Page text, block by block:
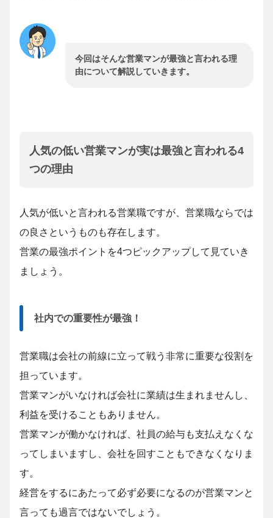
今回はそんな営業マンが最強と言われる理
由について解説していきます。
人気の低い営業マンが実は最強と言われる4
つの理由
人気が低いと言われる営業職ですが、営業職ならでは
の良さというものも存在します。
営業の最強ポイントを4つピックアップして見ていき
ましょう。
社内での重要性が最強！
営業職は会社の前線に立って戦う非常に重要な役割を
担っています。
営業マンがいなければ会社に業績は生まれませんし、
利益を受けることもありません。
営業マンが働かなければ、社員の給与も支払えなくな
ってしまいますし、会社を回すこともできなくなりま
す。
経営をするにあたって必ず必要になるのが営業マンと
言っても過言ではないでしょう。